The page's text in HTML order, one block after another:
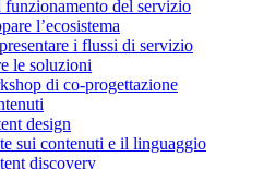
del servizio
l’ecosistema
i flussi di servizio
le soluzioni
di co-progettazione
design
sui contenuti e il linguaggio
discovery